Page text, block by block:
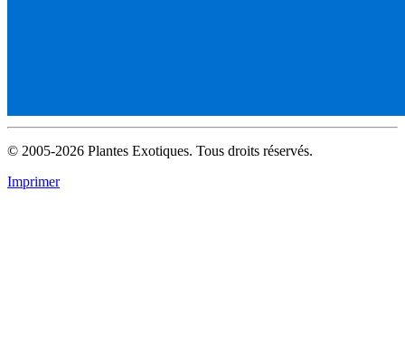
© 2005-2026 Plantes Exotiques. Tous droits réservés.
Imprimer